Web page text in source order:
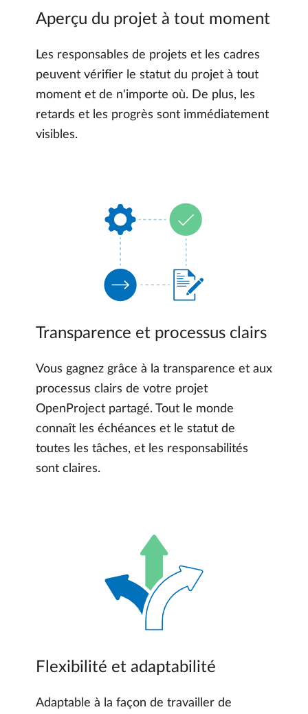
Aperçu du projet à tout moment
Les responsables de projets et les cadres
peuvent vérifier le statut du projet à tout
moment et de n'importe où. De plus, les
retards et les progrès sont immédiatement
visibles.
Transparence et processus clairs
Vous gagnez grâce à la transparence et aux
processus clairs de votre projet
OpenProject partagé. Tout le monde
connaît les échéances et le statut de
toutes les tâches, et les responsabilités
sont claires.
Flexibilité et adaptabilité
Adaptable à la façon de travailler de